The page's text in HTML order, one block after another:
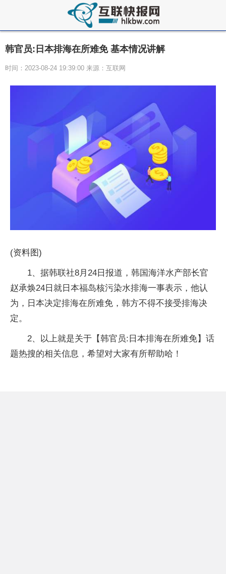
韩官员:日本排海在所难免 基本情况讲解
时间：2023-08-24 19:39:00 来源：互联网
(资料图)
1、据韩联社8月24日报道，韩国海洋水产部长官
赵承焕24日就日本福岛核污染水排海一事表示，他认
为，日本决定排海在所难免，韩方不得不接受排海决
定。
2、以上就是关于【韩官员:日本排海在所难免】话
题热搜的相关信息，希望对大家有所帮助哈！